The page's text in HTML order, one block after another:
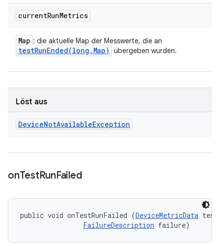
currentRunMetrics
Map : die aktuelle Map der Messwerte, die an
testRunEnded(long , Map) übergeben wurden.
Löst aus
DeviceNotAvailableException
onTestRunFailed
public void onTestRunFailed (DeviceMetricData
FailureDescription failure)